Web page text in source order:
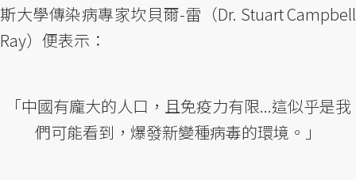
斯大學傳染病專家坎貝爾-雷（Dr. Stuart Campbell
Ray）便表示：
「中國有龐大的人口，且免疫力有限...這似乎是我
們可能看到，爆發新變種病毒的環境。」